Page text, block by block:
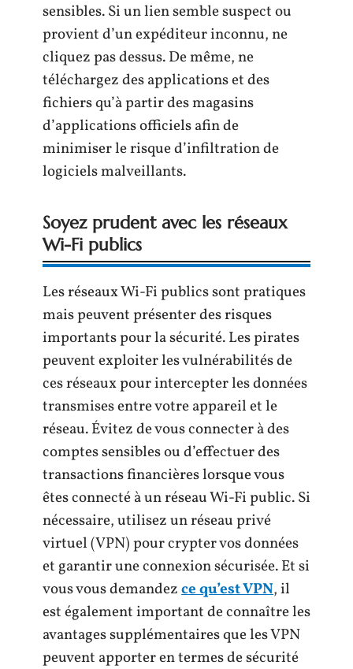
sensibles. Si un lien semble suspect ou
provient d’un expéditeur inconnu, ne
cliquez pas dessus. De même, ne
téléchargez des applications et des
fichiers qu’à partir des magasins
d’applications officiels afin de
minimiser le risque d’infiltration de
logiciels malveillants.
Soyez prudent avec les réseaux
Wi-Fi publics
Les réseaux Wi-Fi publics sont pratiques
mais peuvent présenter des risques
importants pour la sécurité. Les pirates
peuvent exploiter les vulnérabilités de
ces réseaux pour intercepter les données
transmises entre votre appareil et le
réseau. Évitez de vous connecter à des
comptes sensibles ou d’effectuer des
transactions financières lorsque vous
êtes connecté à un réseau Wi-Fi public. Si
nécessaire, utilisez un réseau privé
virtuel (VPN) pour crypter vos données
et garantir une connexion sécurisée. Et si
vous vous demandezce qu’est VPN, il
est également important de connaître les
avantages supplémentaires que les VPN
peuvent apporter en termes de sécurité